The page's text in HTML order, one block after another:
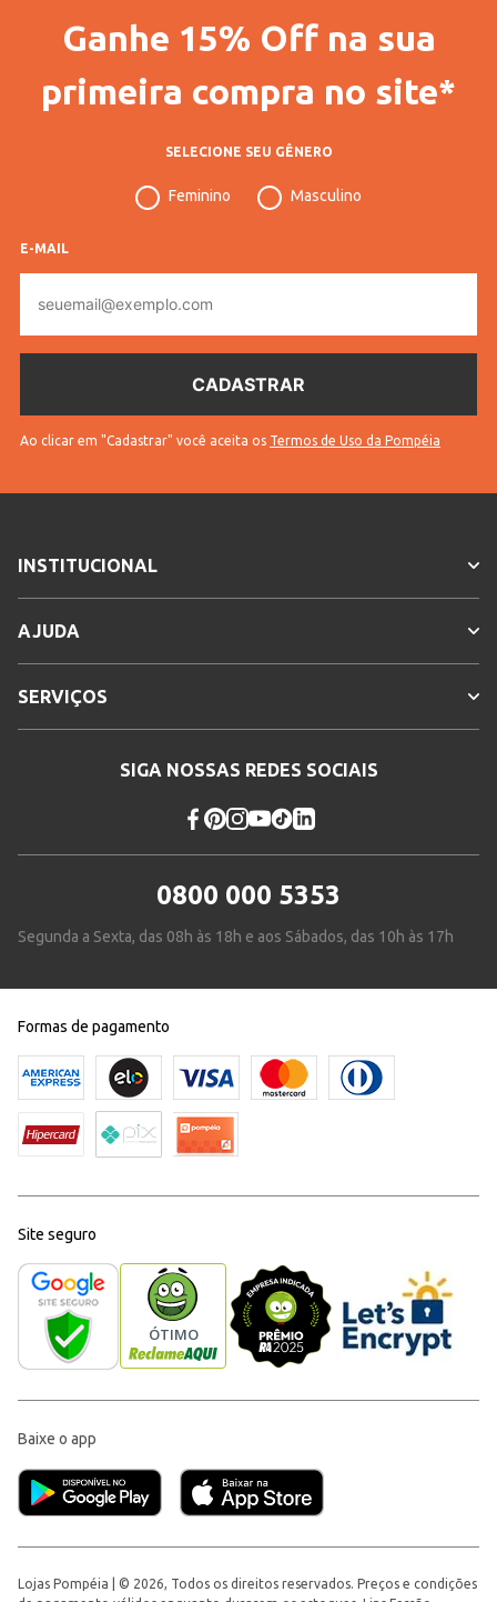
Código Completo 10401306971002
Idade Juvenil
Tricot
Cinza, Preto, Vermelho
Ganhe 15% Off na sua
primeira compra no site*
SELECIONE SEU GÊNERO
Feminino Masculino
E-MAIL
mail
Ao clicar em "Cadastrar" você aceita os Termos de Uso da Pompéia
INSTITUCIONAL
AJUDA
SERVIÇOS
SIGA NOSSAS REDES SOCIAIS
0800 000 5353
Segunda a Sexta, das 08h às 18h e aos Sábados, das 10h às 17h
Formas de pagamento
Site seguro
Baixe o app
Lojas Pompéia | © 2026, Todos os direitos reservados. Preços e condições